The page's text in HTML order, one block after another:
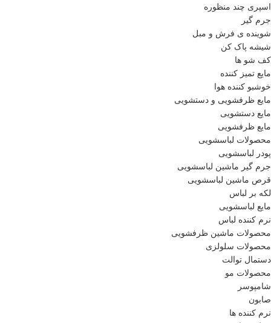
اسپری چند منظوره
جرم گیر
شوینده ی فرش و مبل
شیشه پاک کن
کف شو ها
مایع تمیز کننده
خوشبو کننده هوا
مایع ظرفشویی و دستشویی
مایع دستشویی
مایع ظرفشویی
محصولات لباسشویی
پودر لباسشویی
جرم گیر ماشین لباسشویی
قرص ماشین لباسشویی
لکه بر لباس
مایع لباسشویی
نرم کننده لباس
محصولات ماشین ظرفشویی
محصولات سلولزی
دستمال توالت
محصولات مو
شامپوسر
صابون
نرم کننده ها